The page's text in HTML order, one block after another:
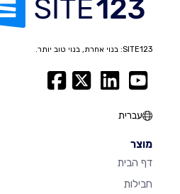
SITE123: בנוי אחרת, בנוי טוב יותר.
עברית
מוצר
דף הבית
חבילות